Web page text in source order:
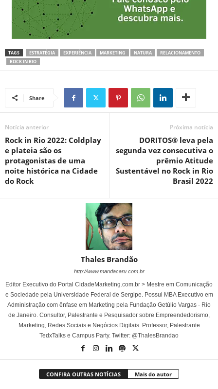
TAGS ESTRATÉGIA EXPERIÊNCIA MARKETING NATURA
RELACIONAMENTO
ROCK IN RIO
Share
Notícia anterior
Rock in Rio 2022: Coldplay
e plateia são os
protagonistas de uma
noite histórica na Cidade
do Rock
Próxima notícia
DORITOS® leva pela
segunda vez consecutiva o
prêmio Atitude
Sustentável no Rock in Rio
Brasil 2022
Thales Brandão
http://www.mandacaru.com.br
Editor Executivo do Portal CidadeMarketing.com.br > Mestre em Comunicação
e Sociedade pela Universidade Federal de Sergipe. Possui MBA Executivo em
Administração com ênfase em Marketing pela Fundação Getúlio Vargas - Rio
de Janeiro. Consultor, Palestrante e Pesquisador sobre Empreendedorismo,
Marketing, Redes Sociais e Negócios Digitais. Professor, Palestrante
TedxTalks e Campus Party. Twitter: @ThalesBrandao
CONFIRA OUTRAS NOTÍCIAS Mais do autor